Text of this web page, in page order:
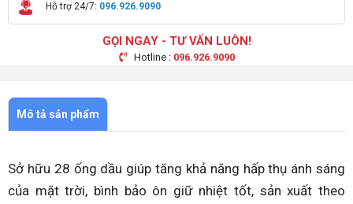
Hỗ trợ 24/7: 096.926.9090
GỌI NGAY - TƯ VẤN LUÔN!
Hotline : 096.926.9090
Mô tả sản phẩm
Sở hữu 28 ống dầu giúp tăng khả năng hấp thụ ánh sáng
của mặt trời, bình bảo ôn giữ nhiệt tốt, sản xuất theo